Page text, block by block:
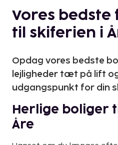
Vores
til skiferien i
Opdag vores bedste
lejligheder tæt på lift
udgangspunkt for din
Herlige boliger
Åre